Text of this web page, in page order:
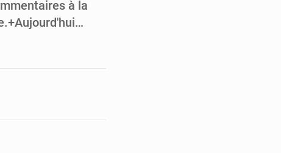
à la